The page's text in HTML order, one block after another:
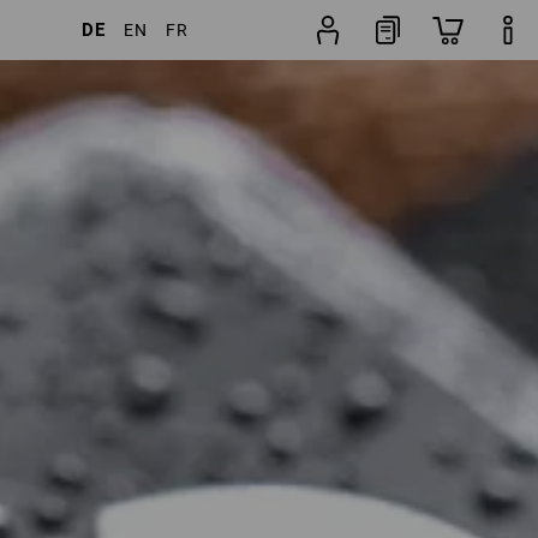
DE EN FR
weitere Filter